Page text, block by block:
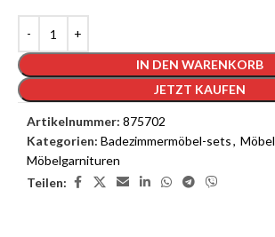
IN DEN WARENKORB
JETZT KAUFEN
Artikelnummer: 875702
Kategorien: Badezimmermöbel-sets, Möbel
Möbelgarnituren
Teilen: